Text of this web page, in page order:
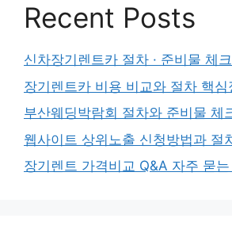
Recent Posts
신차장기렌트카 절차 · 준비물 체
장기렌트카 비용 비교와 절차 핵심
부산웨딩박람회 절차와 준비물 체
웹사이트 상위노출 신청방법과 절
장기렌트 가격비교 Q&A 자주 묻